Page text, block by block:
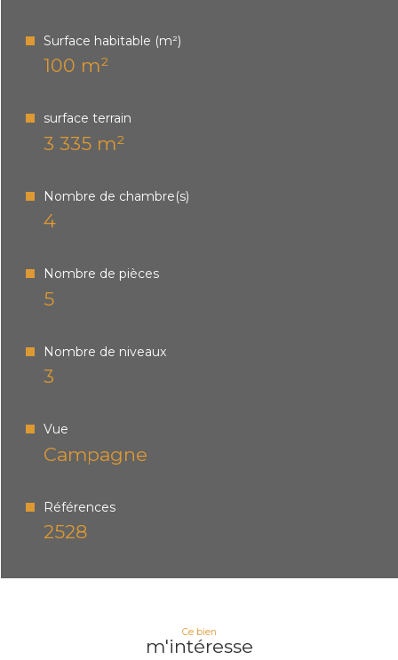
Surface habitable (m²)
100 m²
surface terrain
3 335 m²
Nombre de chambre(s)
4
Nombre de pièces
5
Nombre de niveaux
3
Vue
Campagne
Références
2528
Ce bien
m'intéresse